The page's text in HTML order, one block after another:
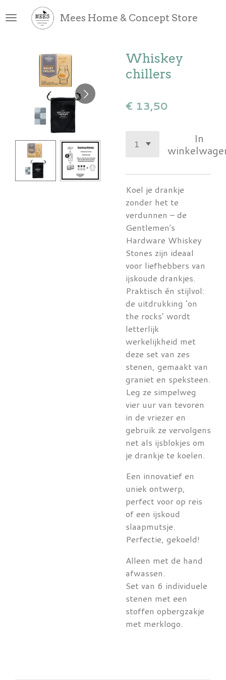
direct
hoofdinhoud
Mees Home & Concept Store
Whiskey
chillers
€ 13,50
In
Koel je drankje
zonder het te
verdunnen – de
Gentlemen's
Hardware Whiskey
Stones zijn ideaal
voor liefhebbers van
ijskoude drankjes.
Praktisch én stijlvol:
de uitdrukking ‘on
the rocks’ wordt
letterlijk
werkelijkheid met
deze set van zes
stenen, gemaakt van
graniet en speksteen.
Leg ze simpelweg
vier uur van tevoren
in de vriezer en
gebruik ze vervolgens
net als ijsblokjes om
je drankje te koelen.
Een innovatief en
uniek ontwerp,
perfect voor op reis
of een ijskoud
slaapmutsje.
Perfectie, gekoeld!
Alleen met de hand
afwassen.
Set van 6 individuele
stenen met een
stoffen opbergzakje
met merklogo.